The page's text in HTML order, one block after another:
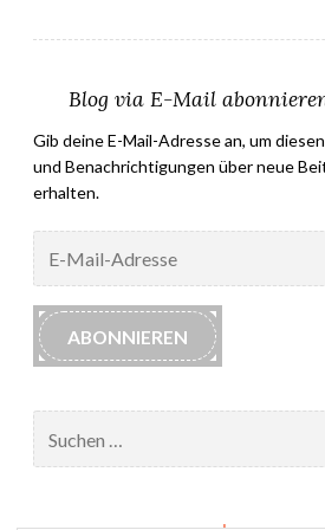
Blog via E-Mail
Gib deine E-Mail-Adresse an, um
und Benachrichtigungen über neue
erhalten.
Mail-
ABONNIEREN
nach: